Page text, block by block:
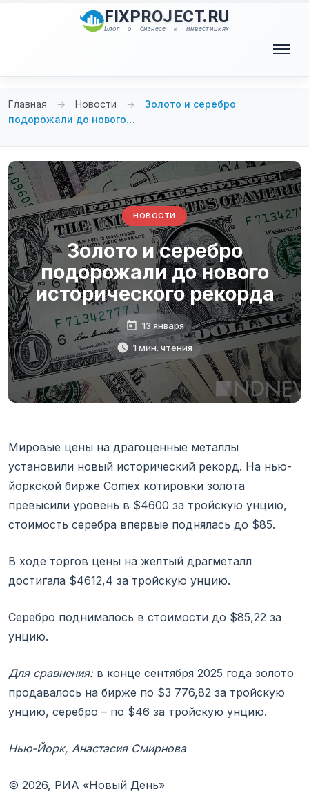
FIXPROJECT.RU
Блог о бизнесе и инвестициях
Главная → Новости →
Золото и серебро
подорожали до нового…
НОВОСТИ
Золото и серебро
подорожали до нового
исторического рекорда
13 января
1 мин. чтения
Мировые цены на драгоценные металлы
установили новый исторический рекорд. На нью-
йоркской бирже Comex котировки золота
превысили уровень в $4600 за тройскую унцию,
стоимость серебра впервые поднялась до $85.
В ходе торгов цены на желтый драгметалл
достигала $4612,4 за тройскую унцию.
Серебро поднималось в стоимости до $85,22 за
унцию.
Для сравнения: в конце сентября 2025 года золото
продавалось на бирже по $3 776,82 за тройскую
унцию, серебро – по $46 за тройскую унцию.
Нью-Йорк, Анастасия Смирнова
© 2026, РИА «Новый День»